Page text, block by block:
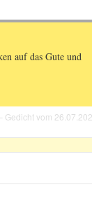
auf das Gute und
Gedicht vom